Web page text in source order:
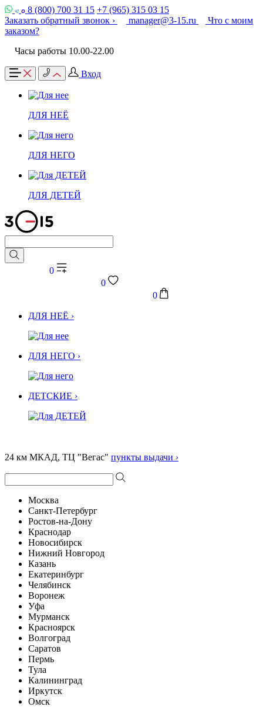
8 (800) 700 31 15 +7 (965) 315 03 15
Заказать обратный звонок ›
manager@3-15.ru
Что с моим
заказом?
Часы работы 10.00-22.00
Вход
ДЛЯ НЕЁ
ДЛЯ НЕГО
ДЛЯ ДЕТЕЙ
0
0
0
ДЛЯ НЕЁ ›
ДЛЯ НЕГО ›
ДЕТСКИЕ ›
24 км МКАД, ТЦ "Вегас" пункты выдачи ›
Москва
Санкт-Петербург
Ростов-на-Дону
Краснодар
Новосибирск
Нижний Новгород
Казань
Екатеринбург
Челябинск
Воронеж
Уфа
Мурманск
Красноярск
Волгоград
Саратов
Пермь
Тула
Калининград
Иркутск
Омск